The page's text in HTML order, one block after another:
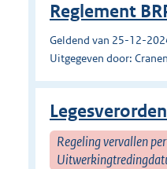
Reglement
Geldend van 25-12-
Uitgegeven door:
Regeling vervallen